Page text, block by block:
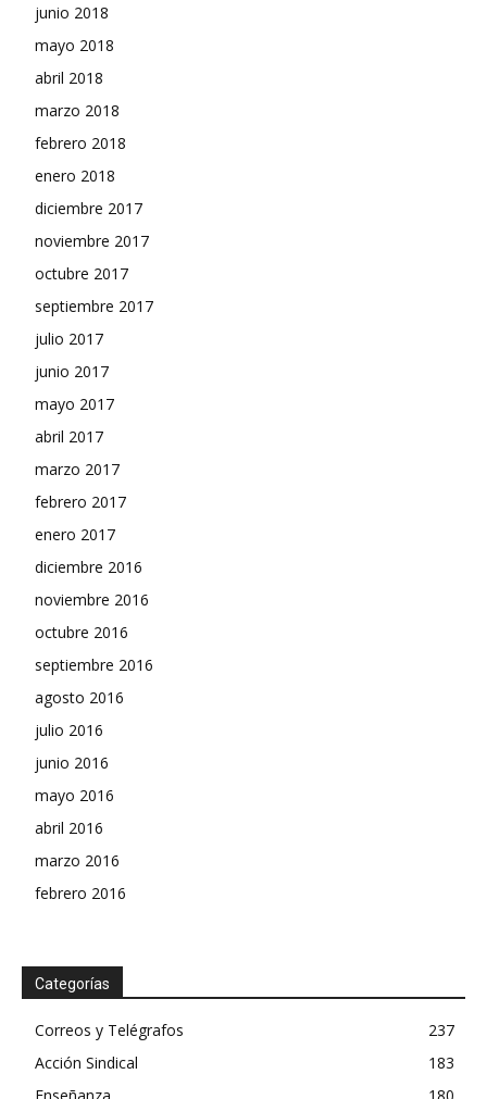
junio 2018
mayo 2018
abril 2018
marzo 2018
febrero 2018
enero 2018
diciembre 2017
noviembre 2017
octubre 2017
septiembre 2017
julio 2017
junio 2017
mayo 2017
abril 2017
marzo 2017
febrero 2017
enero 2017
diciembre 2016
noviembre 2016
octubre 2016
septiembre 2016
agosto 2016
julio 2016
junio 2016
mayo 2016
abril 2016
marzo 2016
febrero 2016
Categorías
Correos y Telégrafos
237
Acción Sindical
183